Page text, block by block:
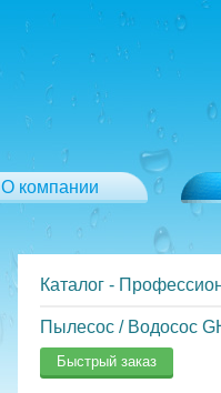
О компании
Каталог -
Пылесос / Водосос
Быстрый заказ